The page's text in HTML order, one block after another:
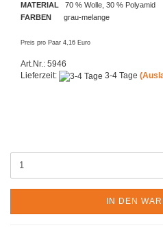
MATERIAL 70 % Wolle, 30 % Polyamid
FARBEN
grau-melange
Preis pro Paar 4,16 Euro
Art.Nr.: 5946
Lieferzeit:
3-4 Tage
IN DEN